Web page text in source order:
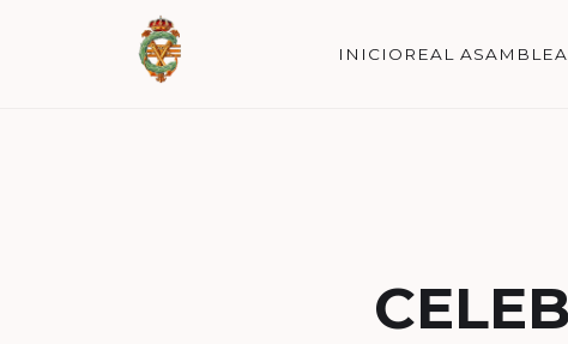
INICIO REAL ASAMBLEA